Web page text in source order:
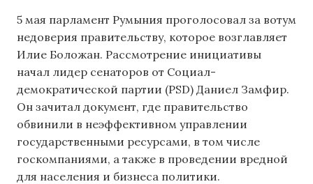
5 мая парламент Румыния проголосовал за вотум
недоверия правительству, которое возглавляет
Илие Боложан. Рассмотрение инициативы
начал лидер сенаторов от Социал-
демократической партии (PSD) Даниел Замфир.
Он зачитал документ, где правительство
обвинили в неэффективном управлении
государственными ресурсами, в том числе
госкомпаниями, а также в проведении вредной
для населения и бизнеса политики.